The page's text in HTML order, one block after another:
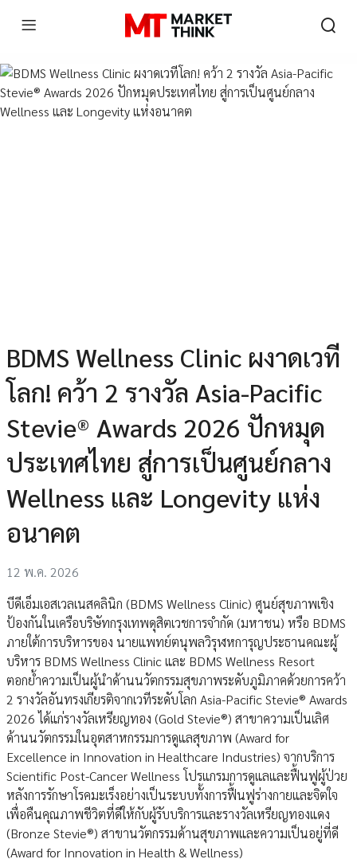
BDMS Wellness Clinic ผงาดเวที
โลก! คว้า 2 รางวัล Asia-Pacific
Stevie® Awards 2026 ปักหมุด
ประเทศไทย สู่การเป็นศูนย์กลาง
Wellness และ Longevity แห่ง
อนาคต
12 พ.ค. 2026
บีดีเอ็มเอสเวลเนสคลินิก (BDMS Wellness Clinic) ศูนย์สุขภาพเชิง
ป้องกันในเครือบริษัทกรุงเทพดุสิตเวชการจำกัด (มหาชน) หรือ BDMS
ภายใต้การบริหารของ นายแพทย์ตนุพลวิรุฬหการุญประธานคณะผู้
บริหาร BDMS Wellness Clinic และ BDMS Wellness Resort
ตอกย้ำความเป็นผู้นำด้านนวัตกรรมสุขภาพระดับภูมิภาคด้วยการคว้า
2 รางวัลอันทรงเกียรติจากเวทีระดับโลก Asia-Pacific Stevie® Awards
2026 ได้แก่รางวัลเหรียญทอง (Gold Stevie®) สาขาความเป็นเลิศ
ด้านนวัตกรรมในอุตสาหกรรมการดูแลสุขภาพ (Award for
Excellence in Innovation in Healthcare Industries) จากบริการ
Scientific Post-Cancer Wellness โปรแกรมการดูแลและฟื้นฟูผู้ป่วย
หลังการรักษาโรคมะเร็งอย่างเป็นระบบทั้งการฟื้นฟูร่างกายและจิตใจ
เพื่อคืนคุณภาพชีวิตที่ดีให้กับผู้รับบริการและรางวัลเหรียญทองแดง
(Bronze Stevie®) สาขานวัตกรรมด้านสุขภาพและความเป็นอยู่ที่ดี
(Award for Innovation in Health & Wellness)